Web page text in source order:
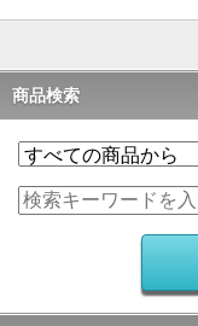
商品検索